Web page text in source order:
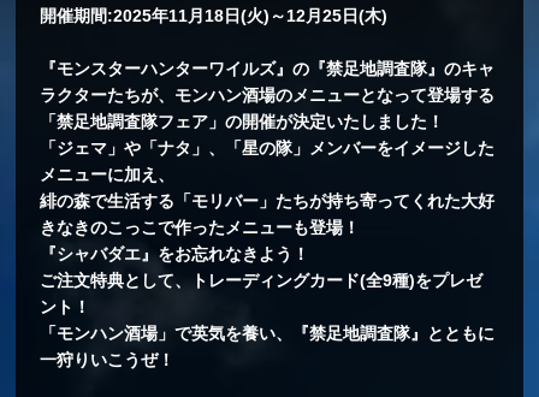
開催期間:2025年11月18日(火)～12月25日(木)
『モンスターハンターワイルズ』の『禁足地調査隊』のキャ
ラクターたちが、モンハン酒場のメニューとなって登場する
「禁足地調査隊フェア」の開催が決定いたしました！
「ジェマ」や「ナタ」、「星の隊」メンバーをイメージした
メニューに加え、
緋の森で生活する「モリバー」たちが持ち寄ってくれた大好
きなきのこっこで作ったメニューも登場！
『シャバダエ』をお忘れなきよう！
ご注文特典として、トレーディングカード(全9種)をプレゼ
ント！
「モンハン酒場」で英気を養い、『禁足地調査隊』とともに
一狩りいこうぜ！